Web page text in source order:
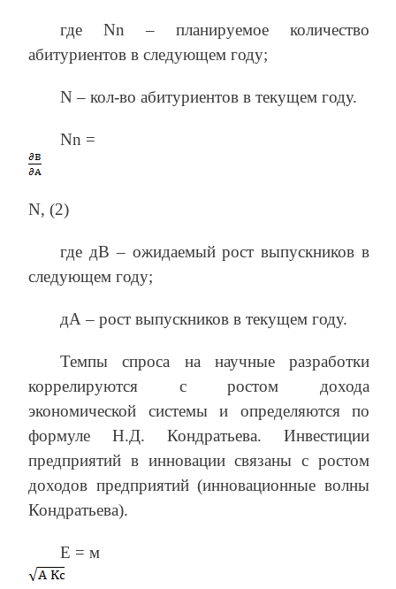
где Nn – планируемое количество
абитуриентов в следующем году;
N – кол-во абитуриентов в текущем году.
Nn =
N, (2)
где дВ – ожидаемый рост выпускников в
следующем году;
дА – рост выпускников в текущем году.
Темпы спроса на научные разработки
коррелируются с ростом дохода
экономической системы и определяются по
формуле Н.Д. Кондратьева. Инвестиции
предприятий в инновации связаны с ростом
доходов предприятий (инновационные волны
Кондратьева).
Е = м